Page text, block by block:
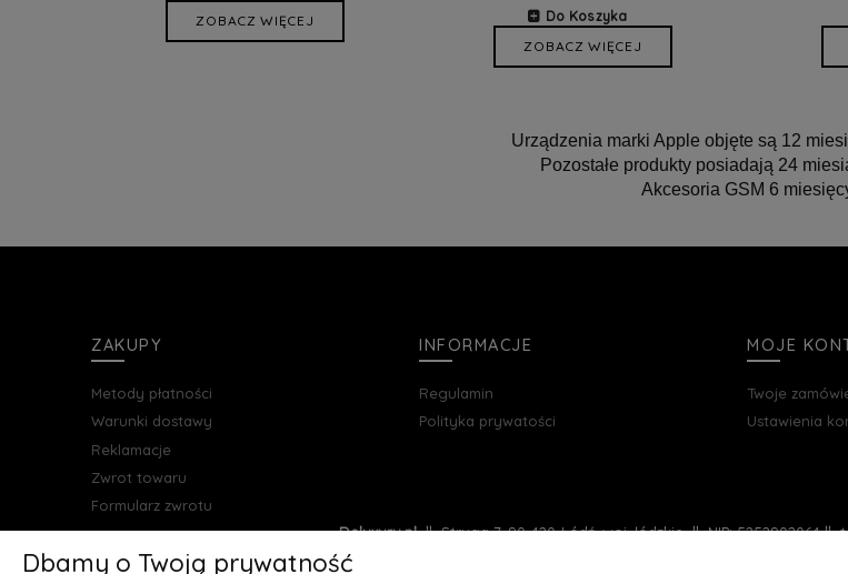
ZOBACZ WIĘCEJ
Do Koszyka
ZOBACZ WIĘCEJ
Urządzenia marki Apple objęte są 12
Pozostałe produkty posiadają 24
Akcesoria GSM 6
ZAKUPY
Metody płatności
Warunki dostawy
Reklamacje
Zwrot towaru
Formularz zwrotu
INFORMACJE
Regulamin
Polityka prywatości
MOJE
Twoje
Ustawienia
Deluxury.pl|| Struga 7, 90-420 Łódź, woj. łódzkie || NIP: 5252902064 ||
Dbamy o Twoją prywatność